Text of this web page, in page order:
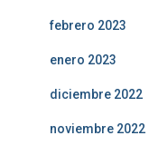
febrero 2023
enero 2023
diciembre 2022
noviembre 2022